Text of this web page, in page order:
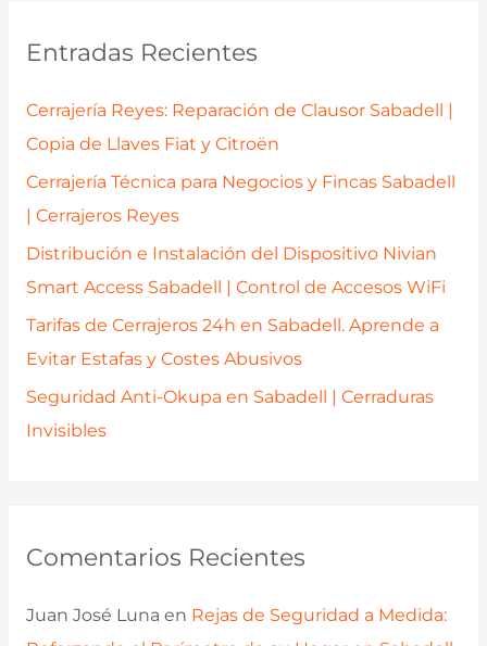
p
o
:
Entradas Recientes
Cerrajería Reyes: Reparación de Clausor Sabadell |
Copia de Llaves Fiat y Citroën
Cerrajería Técnica para Negocios y Fincas Sabadell
| Cerrajeros Reyes
Distribución e Instalación del Dispositivo Nivian
Smart Access Sabadell | Control de Accesos WiFi
Tarifas de Cerrajeros 24h en Sabadell. Aprende a
Evitar Estafas y Costes Abusivos
Seguridad Anti-Okupa en Sabadell | Cerraduras
Invisibles
Comentarios Recientes
Juan José Luna en Rejas de Seguridad a Medida: